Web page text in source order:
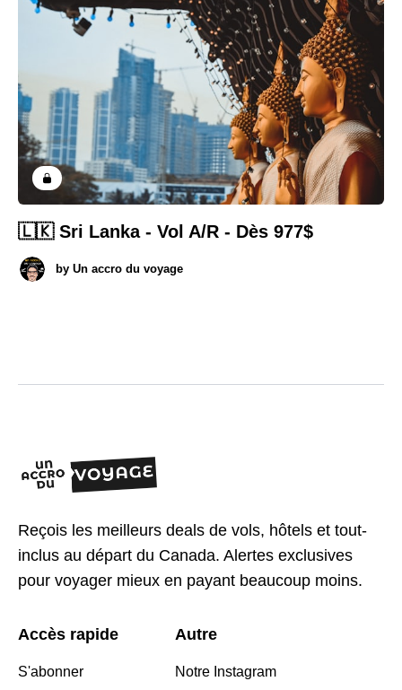
🇱🇰 Sri Lanka - Vol A/R - Dès 977$
by Un accro du voyage
Reçois les meilleurs deals de vols, hôtels et tout-
inclus au départ du Canada. Alertes exclusives
pour voyager mieux en payant beaucoup moins.
Accès rapide
S'abonner
Autre
Notre Instagram